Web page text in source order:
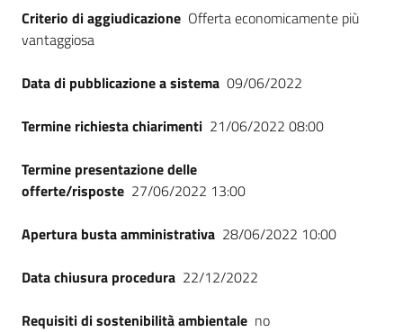
Criterio di aggiudicazione Offerta economicamente più
vantaggiosa
Data di pubblicazione a sistema 09/06/2022
Termine richiesta chiarimenti 21/06/2022 08:00
Termine presentazione delle
offerte/risposte 27/06/2022 13:00
Apertura busta amministrativa 28/06/2022 10:00
Data chiusura procedura 22/12/2022
Requisiti di sostenibilità ambientale no